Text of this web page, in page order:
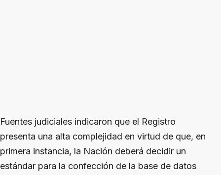
Fuentes judiciales indicaron que el Registro
presenta una alta complejidad en virtud de que, en
primera instancia, la Nación deberá decidir un
estándar para la confección de la base de datos